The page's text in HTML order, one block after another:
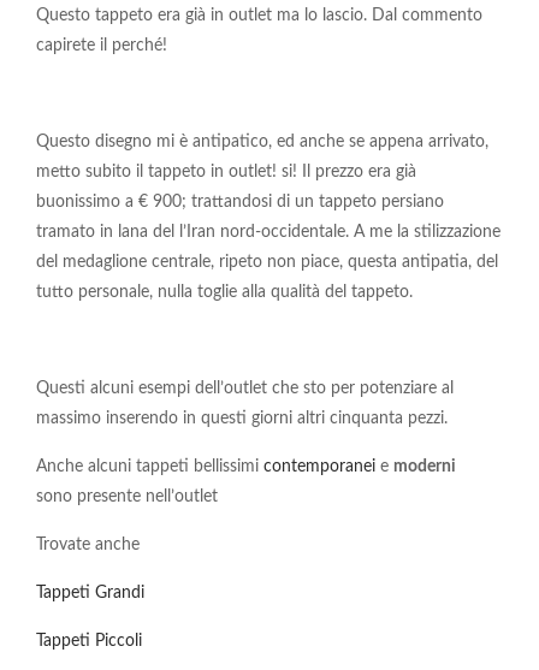
Questo tappeto era già in outlet ma lo lascio. Dal commento
capirete il perché!
Questo disegno mi è antipatico, ed anche se appena arrivato,
metto subito il tappeto in outlet! si! Il prezzo era già
buonissimo a € 900; trattandosi di un tappeto persiano
tramato in lana del l’Iran nord-occidentale. A me la stilizzazione
del medaglione centrale, ripeto non piace, questa antipatia, del
tutto personale, nulla toglie alla qualità del tappeto.
Questi alcuni esempi dell’outlet che sto per potenziare al
massimo inserendo in questi giorni altri cinquanta pezzi.
Anche alcuni tappeti bellissimi contemporanei e moderni
sono presente nell’outlet
Trovate anche
Tappeti Grandi
Tappeti Piccoli